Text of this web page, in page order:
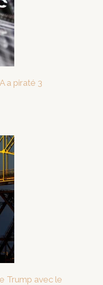
a piraté 3
Trump avec le